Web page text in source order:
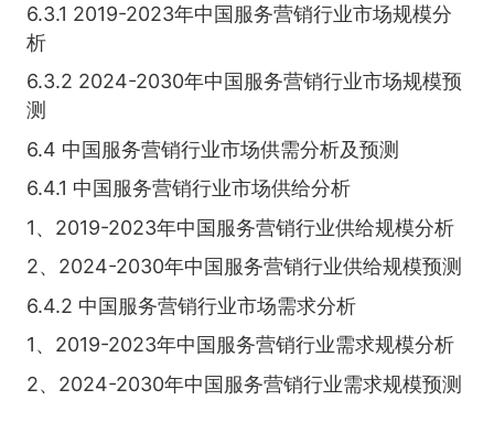
6.3.1 2019-2023年中国服务营销行业市场规模分
析
6.3.2 2024-2030年中国服务营销行业市场规模预
测
6.4 中国服务营销行业市场供需分析及预测
6.4.1 中国服务营销行业市场供给分析
1、2019-2023年中国服务营销行业供给规模分析
2、2024-2030年中国服务营销行业供给规模预测
6.4.2 中国服务营销行业市场需求分析
1、2019-2023年中国服务营销行业需求规模分析
2、2024-2030年中国服务营销行业需求规模预测